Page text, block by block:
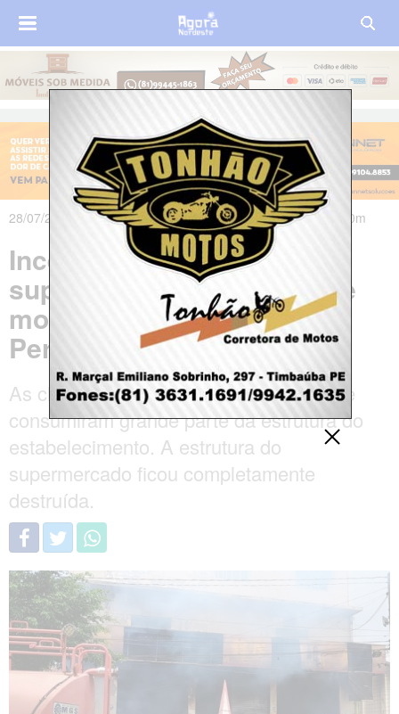
28/07/2025 às 16h13m - Atualizado em 29/07/2025 às 14h00m
Incêndio destrói
supermercado em Itambé e
mobiliza bombeiros de
Pernambuco e Paraíba
As chamas se alastraram rapidamente e
consumiram grande parte da estrutura do
estabelecimento. A estrutura do
supermercado ficou completamente
destruída.